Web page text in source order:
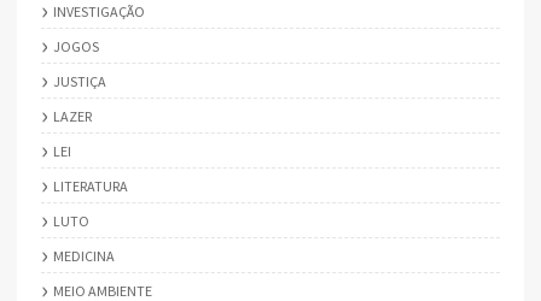
INVESTIGAÇÃO
JOGOS
JUSTIÇA
LAZER
LEI
LITERATURA
LUTO
MEDICINA
MEIO AMBIENTE